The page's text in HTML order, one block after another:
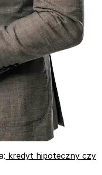
kredyt hipoteczny czy